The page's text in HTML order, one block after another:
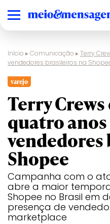
Início ▸Comunicação ▸ Terry
vendedores brasileiros na
varejo
Terry
quatro anos
Shopee
Campanha com o
abre a maior
Shopee no Brasil em
presença de
marketplace